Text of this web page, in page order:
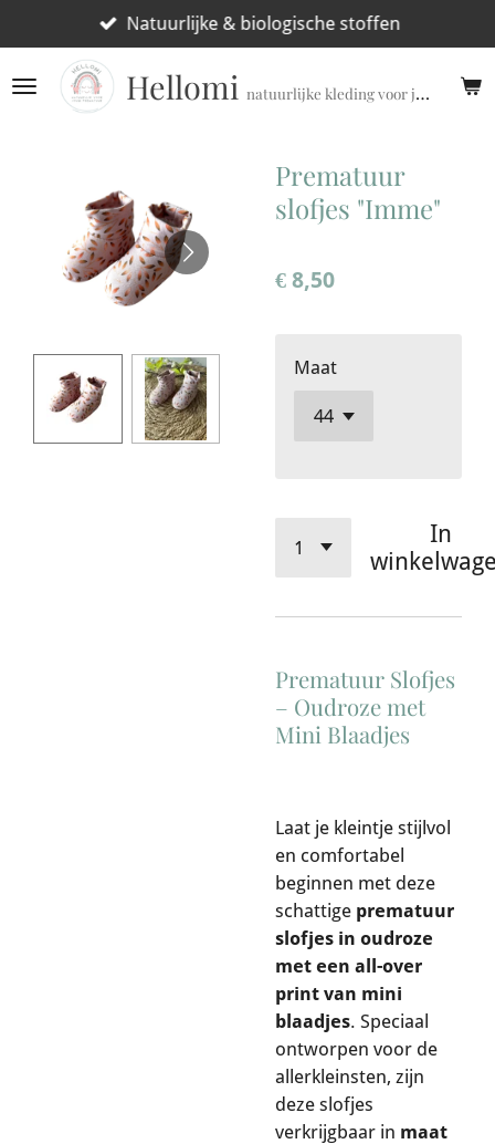
direct
naar
Hellomi natuurlijke kleding voor jouw prematuur!
Natuurlijke & biologische stoffen
Prematuur
slofjes "Imme"
€ 8,50
Maat
In
Prematuur Slofjes
– Oudroze met
Mini Blaadjes
Laat je kleintje stijlvol
en comfortabel
beginnen met deze
schattige prematuur
slofjes in oudroze
met een all-over
print van mini
blaadjes. Speciaal
ontworpen voor de
allerkleinsten, zijn
deze slofjes
verkrijgbaar in maat